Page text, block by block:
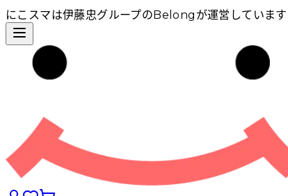
にこスマは伊藤忠グループのBelongが運営しています